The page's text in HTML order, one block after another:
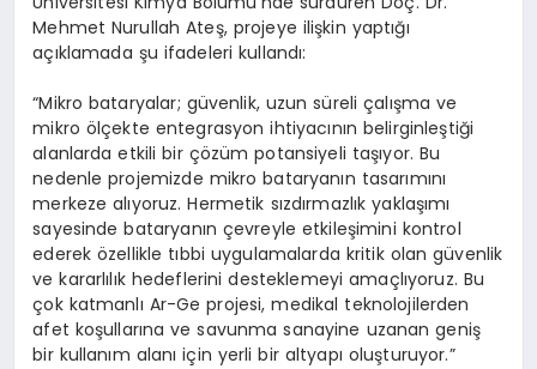
Mehmet Nurullah Ateş, projeye ilişkin yaptığı
açıklamada şu ifadeleri kullandı:
“Mikro bataryalar; güvenlik, uzun süreli çalışma ve
mikro ölçekte entegrasyon ihtiyacının belirginleştiği
alanlarda etkili bir çözüm potansiyeli taşıyor. Bu
nedenle projemizde mikro bataryanın tasarımını
merkeze alıyoruz. Hermetik sızdırmazlık yaklaşımı
sayesinde bataryanın çevreyle etkileşimini kontrol
ederek özellikle tıbbi uygulamalarda kritik olan güvenlik
ve kararlılık hedeflerini desteklemeyi amaçlıyoruz. Bu
çok katmanlı Ar-Ge projesi, medikal teknolojilerden
afet koşullarına ve savunma sanayine uzanan geniş
bir kullanım alanı için yerli bir altyapı oluşturuyor.”